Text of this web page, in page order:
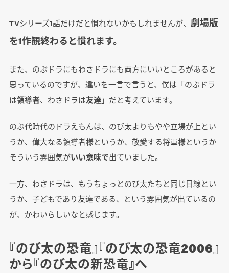
TVシリーズ1話だけだと慣れないかもしれませんが、 劇場版
を1作観終わると慣れます。
また、のぶドラにもわさドラにも両方にいいところがあると
思っているのですが、違いを一言で言うと、僕は「のぶドラ
は領導者、わさドラは友達」だと考えています。
のぶ代時代のドラえもんは、のび太よりもやや立場が上とい
うか、 偉大なる領導者様というか、敬愛する将軍様というか
そういう雰囲気がいい意味で出ていました。
一方、わさドラは、もうちょっとのび太たちと同じ目線とい
うか、子どもであり友達である、という雰囲気が出ているの
が、かわいらしいなと感じます。
『のび太の恐竜』『のび太の恐竜2006』
から『のび太の新恐竜』へ